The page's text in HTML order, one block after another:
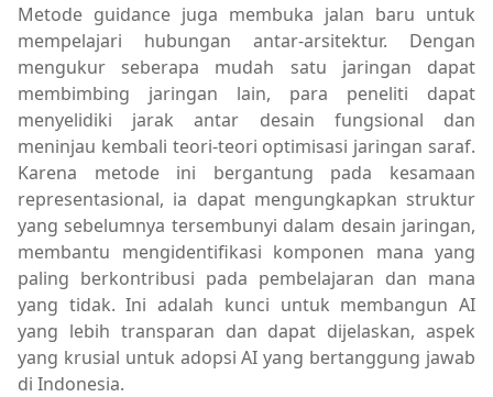
Metode guidance juga membuka jalan baru untuk
mempelajari hubungan antar-arsitektur. Dengan
mengukur seberapa mudah satu jaringan dapat
membimbing jaringan lain, para peneliti dapat
menyelidiki jarak antar desain fungsional dan
meninjau kembali teori-teori optimisasi jaringan saraf.
Karena metode ini bergantung pada kesamaan
representasional, ia dapat mengungkapkan struktur
yang sebelumnya tersembunyi dalam desain jaringan,
membantu mengidentifikasi komponen mana yang
paling berkontribusi pada pembelajaran dan mana
yang tidak. Ini adalah kunci untuk membangun AI
yang lebih transparan dan dapat dijelaskan, aspek
yang krusial untuk adopsi AI yang bertanggung jawab
di Indonesia.